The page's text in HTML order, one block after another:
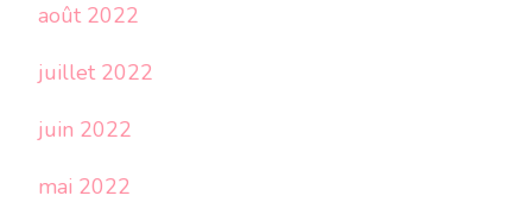
août 2022
juillet 2022
juin 2022
mai 2022